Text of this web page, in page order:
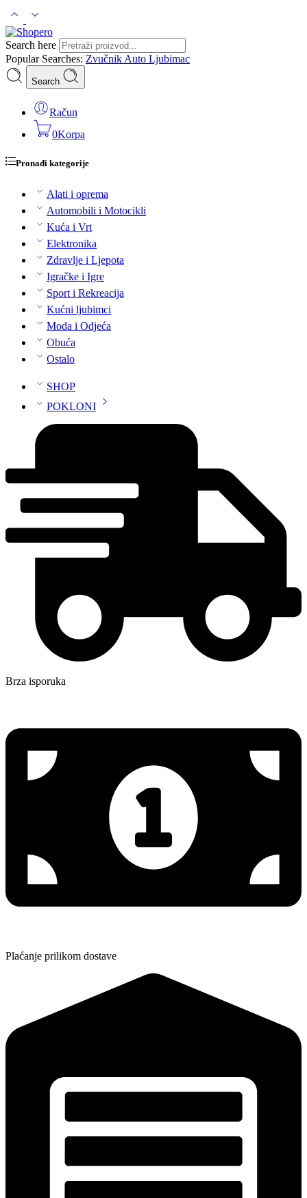
Search here
Popular Searches: Zvučnik Auto Ljubimac
Search
Račun
0Korpa
Pronađi kategorije
Alati i oprema
Automobili i Motocikli
Kuća i Vrt
Elektronika
Zdravlje i Ljepota
Igračke i Igre
Sport i Rekreacija
Kućni ljubimci
Moda i Odjeća
Obuća
Ostalo
SHOP
POKLONI
Brza isporuka
Plaćanje prilikom dostave